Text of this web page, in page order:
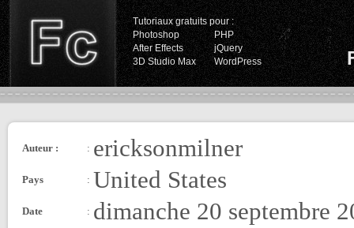
Tutoriaux gratuits pour :
Photoshop
PHP
After Effects
jQuery
3D Studio Max
WordPress
Auteur : : ericksonmilner
Pays : United States
Date : dimanche 20 septembre